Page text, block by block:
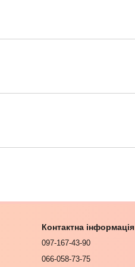
Контактна інформація
097-167-43-90
066-058-73-75